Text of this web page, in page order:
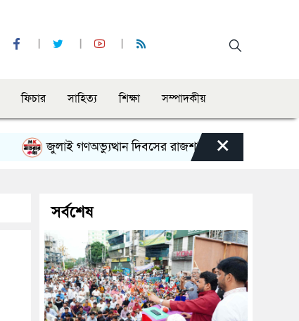
ফিচার সাহিত্য শিক্ষা সম্পাদকীয়
জুলাই গণঅভ্যুত্থান দিবসের রাজশাহী মহানগর বিএনপির
×
সর্বশেষ